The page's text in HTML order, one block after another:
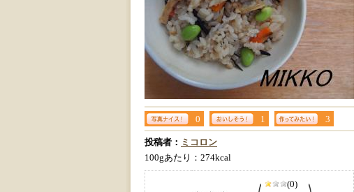
0 1 3
投稿者： ミコロン
100gあたり：274kcal
(0)